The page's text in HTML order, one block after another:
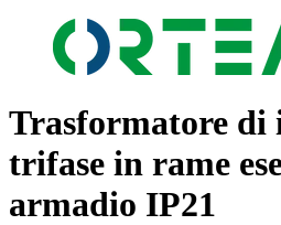
Trasformatore di
trifase in rame
armadio IP21